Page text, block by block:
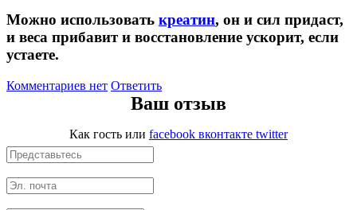
Порошковые BCAA
Предтренировочные комплексы
Изотоники
Можно использовать креатин, он и сил придаст,
и веса прибавит и восстановление ускорит, если
устаете.
Комментариев нет Ответить
Ваш отзыв
Как гость или facebook вконтакте twitter